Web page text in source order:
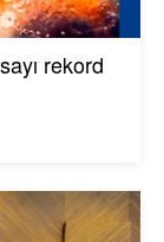
rekord